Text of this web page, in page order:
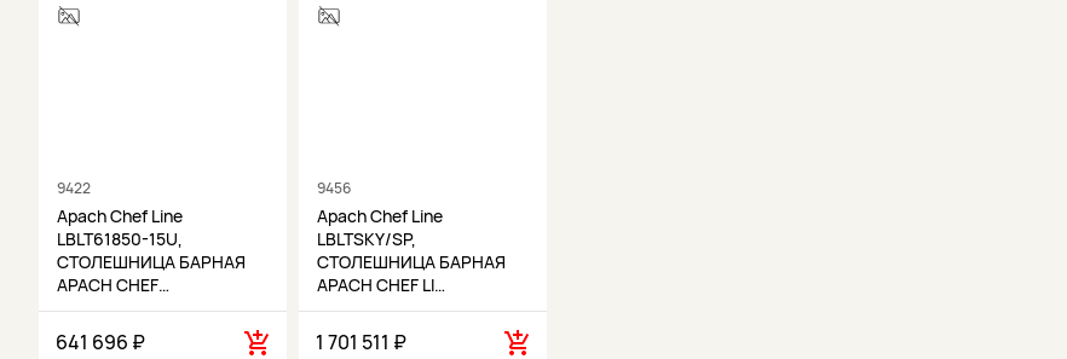
9422
Apach Chef Line
LBLT61850-15U,
СТОЛЕШНИЦА БАРНАЯ
APACH CHEF…
641 696 ₽
9456
Apach Chef Line
LBLTSKY/SP,
СТОЛЕШНИЦА БАРНАЯ
APACH CHEF LI…
1 701 511 ₽